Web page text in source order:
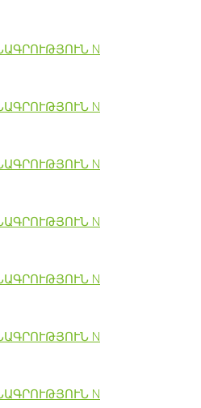
N
N
N
N
N
N
N